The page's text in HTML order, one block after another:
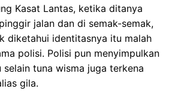
Kasat Lantas, ketika ditanya
jalan dan di semak-semak,
diketahui identitasnya itu malah
polisi. Polisi pun menyimpulkan
tuna wisma juga terkena
gila.